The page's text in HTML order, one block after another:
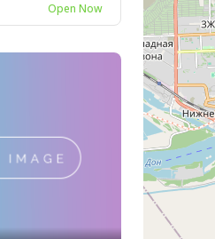
Open Now